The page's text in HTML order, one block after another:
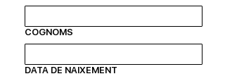
COGNOMS
DATA DE NAIXEMENT